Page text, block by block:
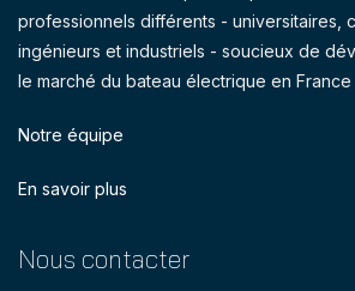
professionnels différents - universitaires,
ingénieurs et industriels - soucieux de
le marché du bateau électrique en
Notre équipe
En savoir plus
Nous contacter